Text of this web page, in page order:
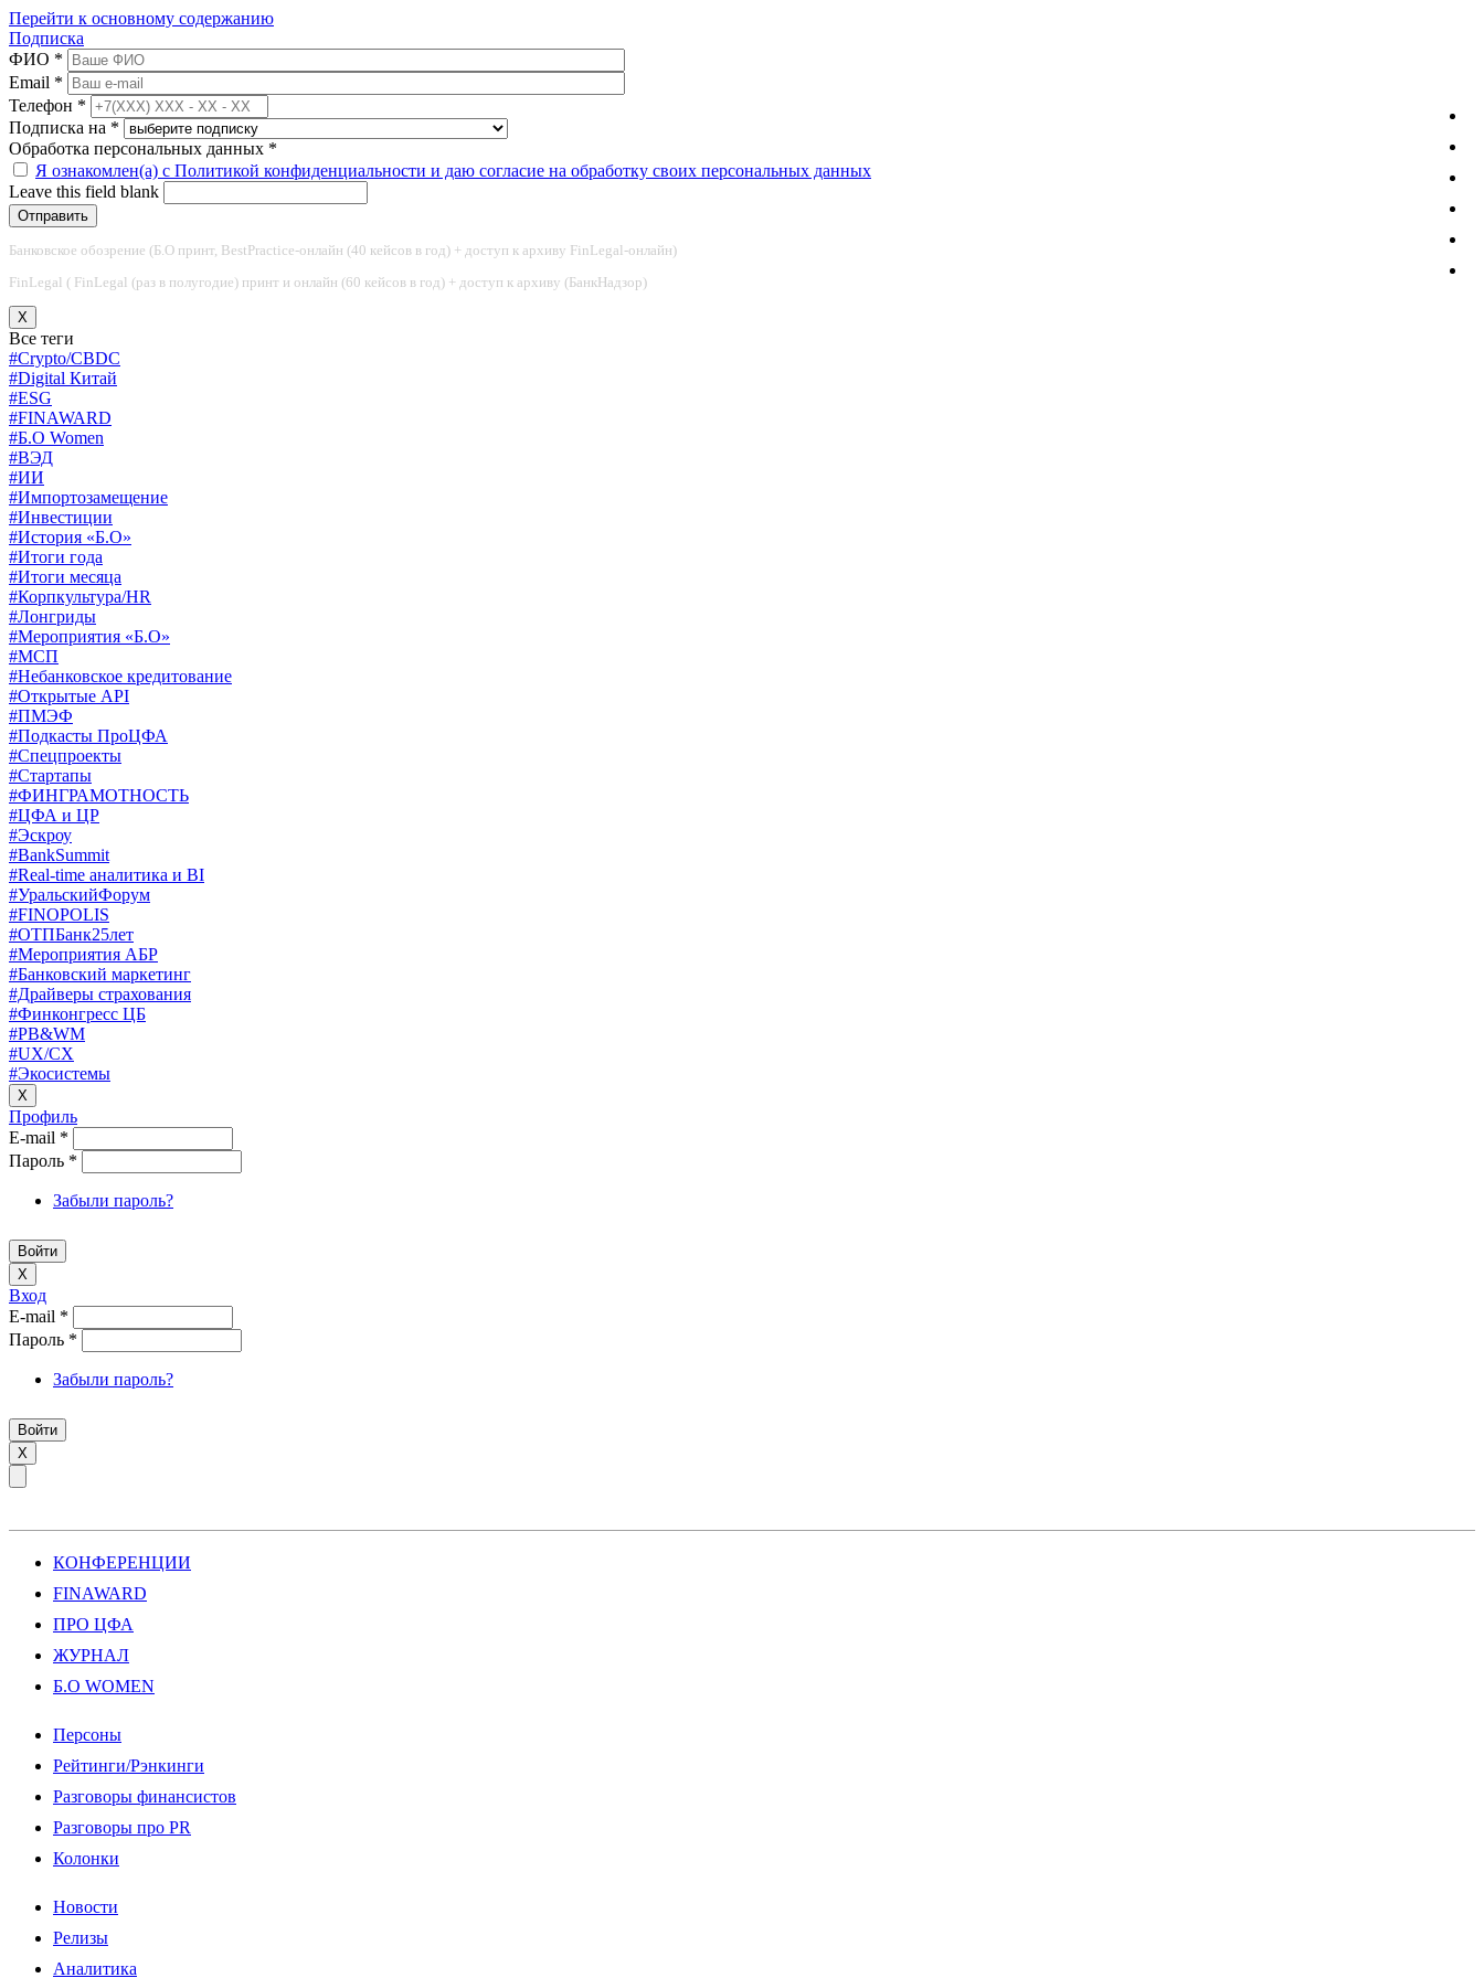
Перейти к основному содержанию
Подписка
ФИО *
Email *
Телефон *
Подписка на *
Обработка персональных данных *
Я ознакомлен(а) с Политикой конфиденциальности и даю согласие на обработку своих персональных данных
Leave this field blank
Банковское обозрение (Б.О принт, BestPractice-онлайн (40 кейсов в год) + доступ к архиву FinLegal-онлайн)
FinLegal ( FinLegal (раз в полугодие) принт и онлайн (60 кейсов в год) + доступ к архиву (БанкНадзор)
X
Все теги
#Crypto/CBDC
#Digital Китай
#ESG
#FINAWARD
#Б.О Women
#ВЭД
#ИИ
#Импортозамещение
#Инвестиции
#История «Б.О»
#Итоги года
#Итоги месяца
#Корпкультура/HR
#Лонгриды
#Мероприятия «Б.О»
#МСП
#Небанковское кредитование
#Открытые API
#ПМЭФ
#Подкасты ПроЦФА
#Спецпроекты
#Стартапы
#ФИНГРАМОТНОСТЬ
#ЦФА и ЦР
#Эскроу
#BankSummit
#Real-time аналитика и BI
#УральскийФорум
#FINOPOLIS
#ОТПБанк25лет
#Мероприятия АБР
#Банковский маркетинг
#Драйверы страхования
#Финконгресс ЦБ
#PB&WM
#UX/CX
#Экосистемы
X
Профиль
E-mail *
Пароль *
Забыли пароль?
X
Вход
E-mail *
Пароль *
Забыли пароль?
X
КОНФЕРЕНЦИИ
FINAWARD
ПРО ЦФА
ЖУРНАЛ
Б.О WOMEN
Персоны
Рейтинги/Рэнкинги
Разговоры финансистов
Разговоры про PR
Колонки
Новости
Релизы
Аналитика